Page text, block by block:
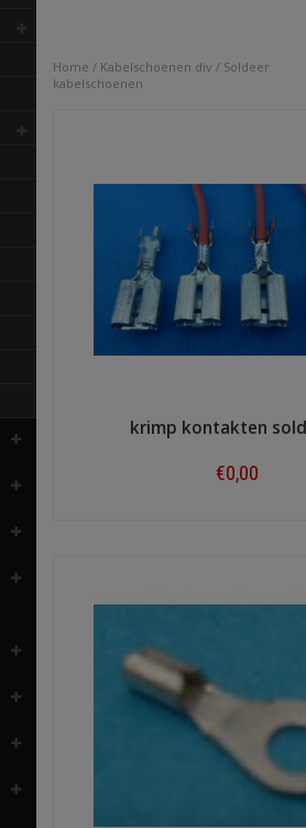
Home / Kabelschoenen div / Soldeer
kabelschoenen
krimp kontakten
€0,00